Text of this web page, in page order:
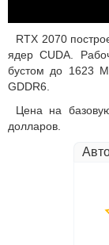
RTX 2070
ядер CUDA.
бустом до 1623
GDDR6.
Цена на
долларов.